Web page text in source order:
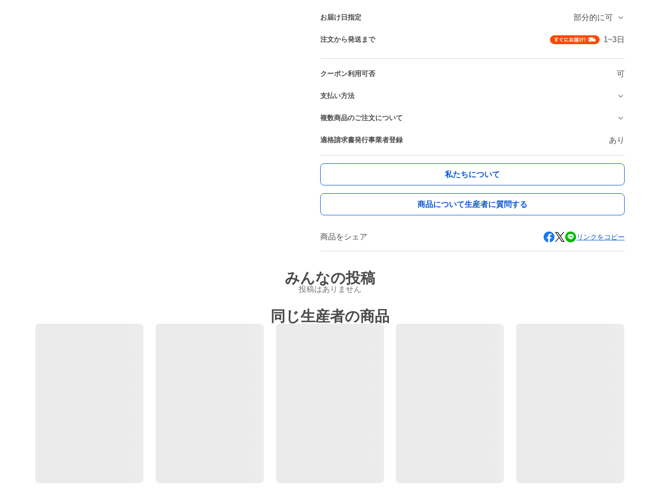
お届け日指定 部分的に可
注文から発送まで 1~3日
クーポン利用可否 可
支払い方法
複数商品のご注文について
適格請求書発行事業者登録 あり
私たちについて
商品について生産者に質問する
商品をシェア リンクをコピー
みんなの投稿
投稿はありません
同じ生産者の商品